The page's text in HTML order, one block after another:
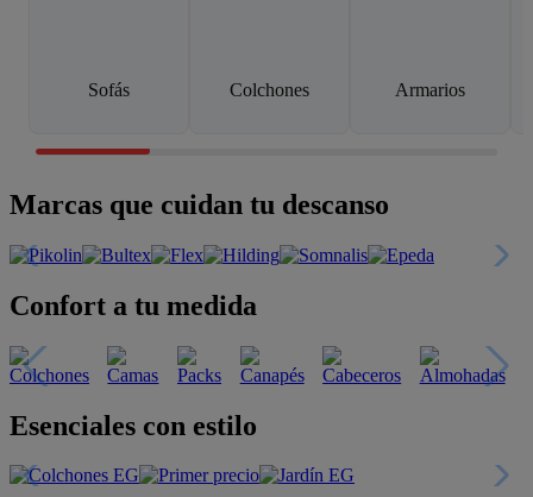
Sofás Colchones Armarios
Marcas que cuidan tu descanso
Confort a tu medida
Esenciales con estilo